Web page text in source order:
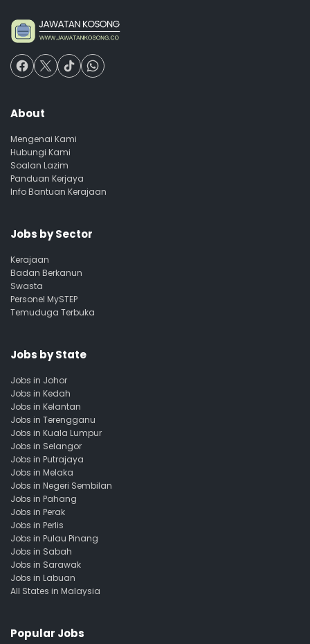
About
Mengenai Kami
Hubungi Kami
Soalan Lazim
Panduan Kerjaya
Info Bantuan Kerajaan
Jobs by Sector
Kerajaan
Badan Berkanun
Swasta
Personel MySTEP
Temuduga Terbuka
Jobs by State
Jobs in Johor
Jobs in Kedah
Jobs in Kelantan
Jobs in Terengganu
Jobs in Kuala Lumpur
Jobs in Selangor
Jobs in Putrajaya
Jobs in Melaka
Jobs in Negeri Sembilan
Jobs in Pahang
Jobs in Perak
Jobs in Perlis
Jobs in Pulau Pinang
Jobs in Sabah
Jobs in Sarawak
Jobs in Labuan
All States in Malaysia
Popular Jobs